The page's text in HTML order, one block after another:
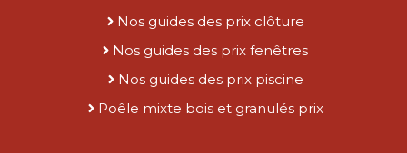
Nos guides des prix clôture
Nos guides des prix fenêtres
Nos guides des prix piscine
Poêle mixte bois et granulés prix